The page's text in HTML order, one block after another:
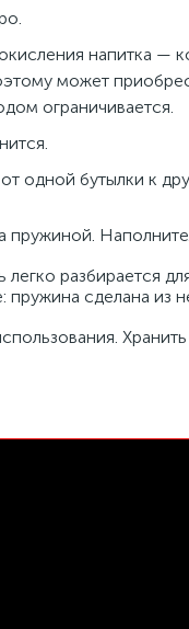
напитка —
может
ограничивается.
одной бутылки к
пружиной.
легко разбирается
пружина сделана из